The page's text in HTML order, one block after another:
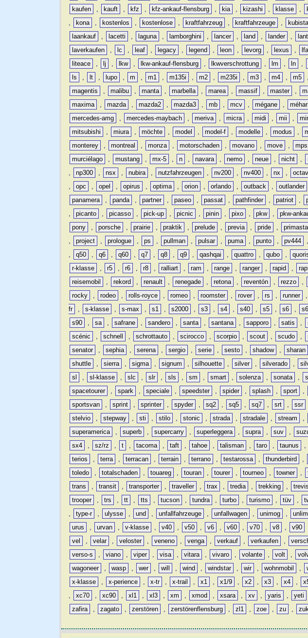
kaufen
, kauft , kfz , kfz-ankauf-flensburg , kia , kizashi , klasse ,
,
kona , kostenlos , kostenlose , kraftfahrzeug , kraftfahrzeuge ,
laankauf
, lacetti , laguna , lamborghini , lancer , land , lander ,
laverkaufen
, lc , leaf , legacy , legend , leon , levorg , lexus ,
liteace
, lj , lkw , lkw-ankauf-flensburg , lkwverschrottung , lm , ln ,
ls
, lt , lupo , m , m1 , m135i , m2 , m235i , m3 , m4 , m5 ,
magentis
, malibu , manta , marbella , marea , massif , master ,
maxima
, mazda , mazda2 , mazda3 , mb , mcv , mégane , méhari
mercedes-amg
, mercedes-maybach , meriva , micra , midi , mii ,
mitsubishi
, miura , möchte , model , model-f , modelle , modus ,
monterey
, montreal , monza , motorschaden , movano , move , mps
murciélago
, mustang , mx-5 , n , navara , nemo , neue , nicht ,
,
np300 , nsx , nubira , nutzfahrzeugen , nv200 , nv400 , nx ,
,
opc , opel , opirus , optima , orion , orlando , outback , outlander
panamera
, panda , partner , paseo , passat , pathfinder , patriot ,
,
picanto , picasso , pick-up , picnic , pinin , pixo , pkw , pkw-
pony
, porsche , prairie , praktik , prelude , previa , pride ,
,
project , prologue , ps , pullman , pulsar , puma , punto , pv444 ,
,
q50 , q6 , q60 , q7 , q8 , q9 , qashqai , quattro , qubo ,
r-klasse
, r5 , r6 , r8 , ralliart , ram , range , ranger , rapid ,
reisemobil
, rekord , renault , renegade , retona , reventón , rezzo ,
rocky
, rodeo , rolls-royce , romeo , roomster , rover , rs , runner ,
fr
, s-klasse , s-max , s1 , s2000 , s3 , s4 , s40 , s5 , s6 ,
s90
, sa , safrane , sandero , santa , santana , sapporo , satis ,
scénic
, schnell , schrottauto , scirocco , scorpio , scout , scudo ,
senator
, sephia , serena , sergio , serie , sesto , shadow , sharan
shuttle
, sierra , sigma , signum , silhouette , silver , silverado ,
sl
, sl-klasse , slc , slr , sls , sm , smart , solenza , sonata ,
spacetourer
, spark , speciale , speedster , spider , splash , sport ,
sportsvan
, sprint , sprinter , spyder , sq2 , sq5 , sq7 , srt , ssr
stelvio
, stepway , sti , stilo , stonic , strada , stradale , stream ,
superamerica
, superb , supercarry , superleggera , supra , suv ,
sx4
, sz/rz , t , tacoma , taft , tahoe , talisman , taro , taunus ,
terios
, terra , terracan , terrain , terrano , testarossa , thunderbird ,
toledo
, totalschaden , touareg , touran , tourer , tourneo , towner ,
trans
, transit , transporter , traveller , trax , tredia , trekking , trevis
trooper
, trs , tt , tts , tucson , tundra , turbo , turismo , tüv ,
,
type-r , ulysse , und , unfallfahrzeuge , unfallwagen , unimog ,
urus
, urvan , v-klasse , v40 , v50 , v6 , v60 , v70 , v8 , v90
vel
, velar , veloster , veneno , venga , verkauf , verkaufen ,
verso-s
, viano , viper , visa , vitara , vivaro , volante , volt ,
wagoneer
, wasp , wer , will , wind , windstar , wir , wohnmobil ,
x-klasse
, x-perience , x-tr , x-trail , x1 , x1/9 , x2 , x3 , x4 ,
,
xc70 , xc90 , xl1 , xl3 , xm , xmod , xsara , xv , yaris , yeti
zafira
, zagato , zerstören , zerstörenflensburg , zl1 , zoe , zu ,